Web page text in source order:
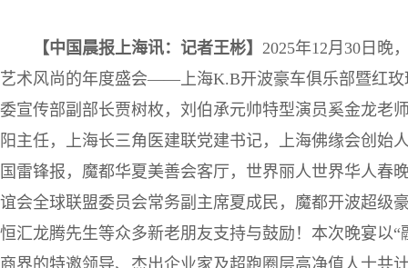
【中国晨报上海讯：记者王彬】 2025年12月30日晚
艺术风尚的年度盛会——上海K.B开波豪车俱乐部暨红
委宣传部副部长贾树枚，刘伯承元帅特型演员奚金龙老
阳主任，上海长三角医建联党建书记，上海佛缘会创始
国雷锋报，魔都华夏美善会客厅，世界丽人世界华人春
谊会全球联盟委员会常务副主席夏成民，魔都开波超级
恒汇龙腾先生等众多新老朋友支持与鼓励！本次晚宴以“
商界的特邀领导、杰出企业家及超跑圈层高净值人士共